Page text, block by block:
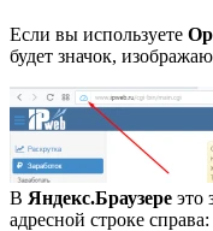
Если вы используете
будет значок,
В Яндекс.Браузере это
адресной строке справа: